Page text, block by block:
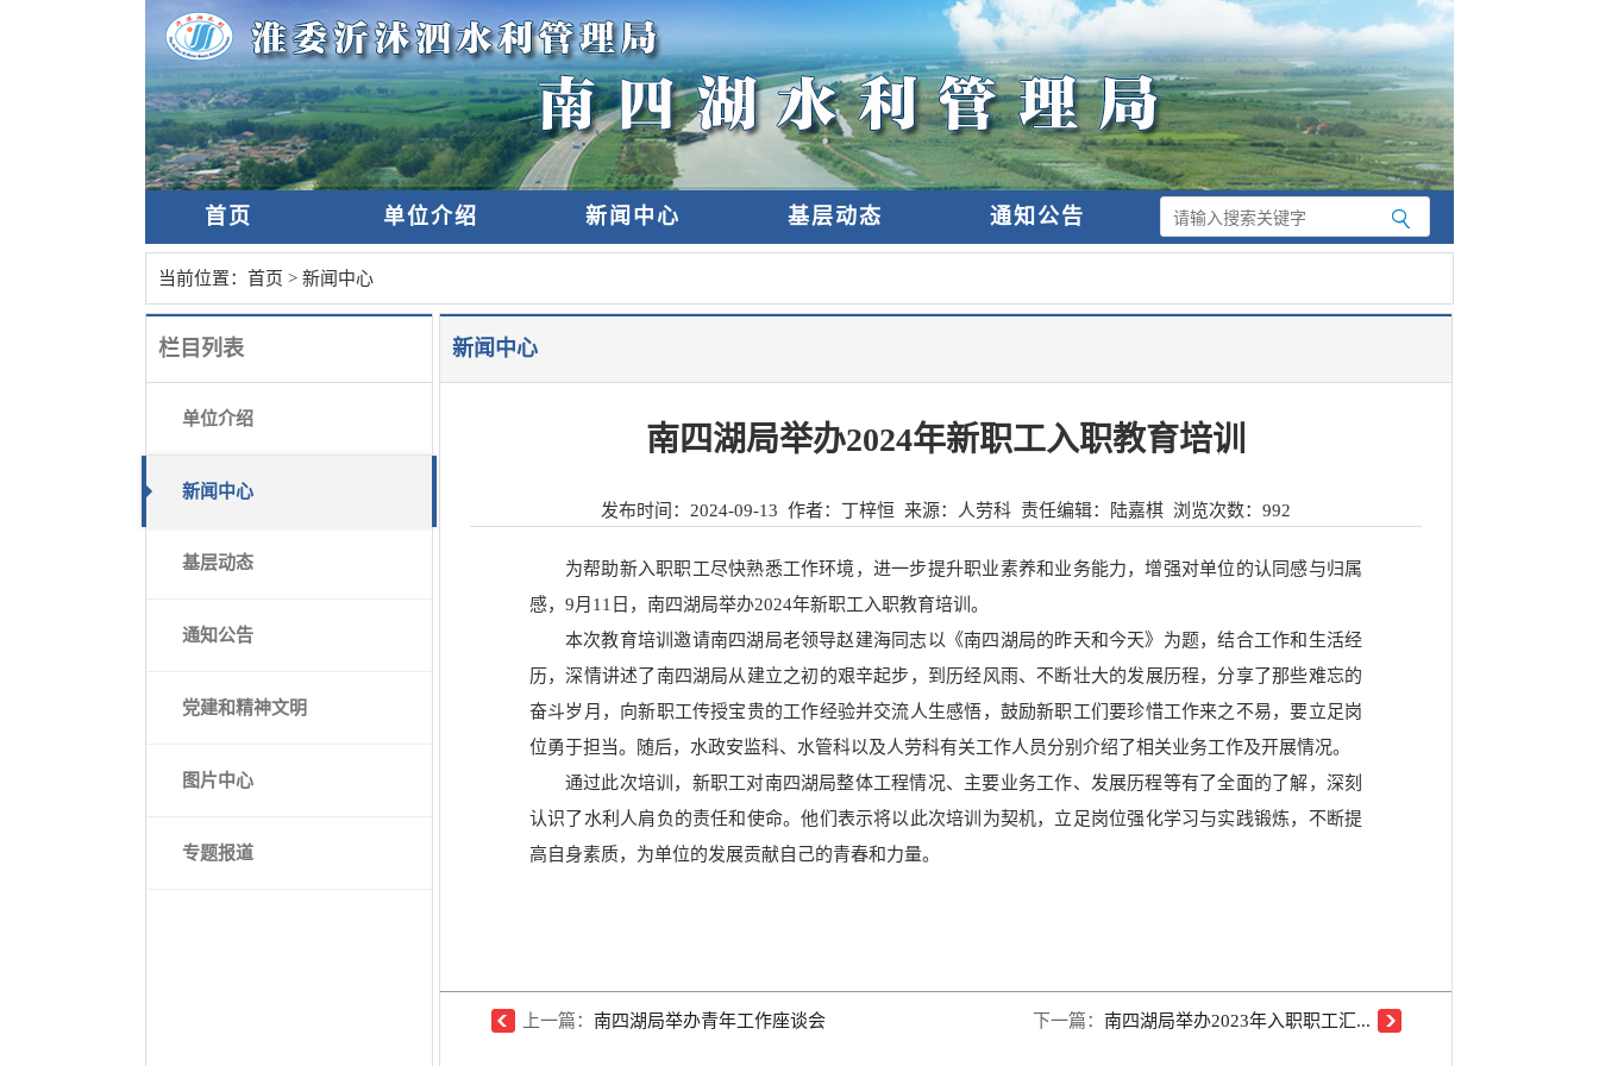
首页 单位介绍 新闻中心 基层动态 通知公告
当前位置： 首页 > 新闻中心
栏目列表
单位介绍
新闻中心
基层动态
通知公告
党建和精神文明
图片中心
专题报道
新闻中心
南四湖局举办2024年新职工入职教育培训
发布时间： 2024-09-13 作者：丁梓恒 来源： 人劳科 责任编辑：陆嘉棋 浏览次数： 992
为帮助新入职职工尽快熟悉工作环境，进一步提升职业素养和业务能力，增强对单位的认同感与归属
感，9月11日，南四湖局举办2024年新职工入职教育培训。
本次教育培训邀请南四湖局老领导赵建海同志以《南四湖局的昨天和今天》为题，结合工作和生活经
历，深情讲述了南四湖局从建立之初的艰辛起步，到历经风雨、不断壮大的发展历程，分享了那些难忘的
奋斗岁月，向新职工传授宝贵的工作经验并交流人生感悟，鼓励新职工们要珍惜工作来之不易，要立足岗
位勇于担当。随后，水政安监科、水管科以及人劳科有关工作人员分别介绍了相关业务工作及开展情况。
通过此次培训，新职工对南四湖局整体工程情况、主要业务工作、发展历程等有了全面的了解，深刻
认识了水利人肩负的责任和使命。他们表示将以此次培训为契机，立足岗位强化学习与实践锻炼，不断提
高自身素质，为单位的发展贡献自己的青春和力量。
上一篇： 南四湖局举办青年工作座谈会 下一篇： 南四湖局举办2023年入职职工汇...